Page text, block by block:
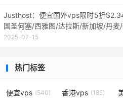
Justhost：便宜国外vps限时5折
国圣何塞/西雅图/达拉斯/新加坡/丹麦
2025-07-15
热门标签
便宜vps (540) 香港vps (185)